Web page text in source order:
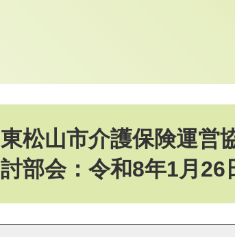
東松山市介護保険運
討部会：令和8年1月26